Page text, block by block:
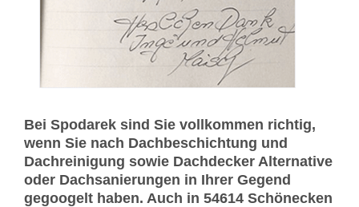
Bei Spodarek sind Sie vollkommen richtig,
wenn Sie nach Dachbeschichtung und
Dachreinigung sowie Dachdecker Alternative
oder Dachsanierungen in Ihrer Gegend
gegoogelt haben. Auch in 54614 Schönecken